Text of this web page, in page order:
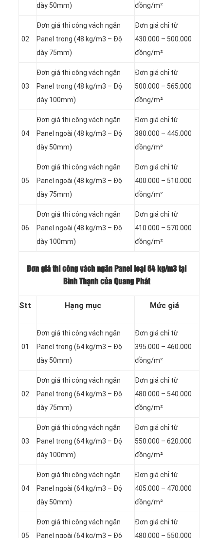
dày 50mm)
đồng/m²
02
Đơn giá thi công vách ngăn
Panel trong (48 kg/m3 – Độ
dày 75mm)
Đơn giá chỉ từ
430.000 – 500.000
đồng/m²
03
Đơn giá thi công vách ngăn
Panel trong (48 kg/m3 – Độ
dày 100mm)
Đơn giá chỉ từ
500.000 – 565.000
đồng/m²
04
Đơn giá thi công vách ngăn
Panel ngoài (48 kg/m3 – Độ
dày 50mm)
Đơn giá chỉ từ
380.000 – 445.000
đồng/m²
05
Đơn giá thi công vách ngăn
Panel ngoài (48 kg/m3 – Độ
dày 75mm)
Đơn giá chỉ từ
400.000 – 510.000
đồng/m²
06
Đơn giá thi công vách ngăn
Panel ngoài (48 kg/m3 – Độ
dày 100mm)
Đơn giá chỉ từ
410.000 – 570.000
đồng/m²
Đơn giá thi công vách ngăn Panel loại 64 kg/m3 tại
Bình Thạnh của Quang Phát
Stt Hạng mục Mức giá
01
Đơn giá thi công vách ngăn
Panel trong (64 kg/m3 – Độ
dày 50mm)
Đơn giá chỉ từ
395.000 – 460.000
đồng/m²
02
Đơn giá thi công vách ngăn
Panel trong (64 kg/m3 – Độ
dày 75mm)
Đơn giá chỉ từ
480.000 – 540.000
đồng/m²
03
Đơn giá thi công vách ngăn
Panel trong (64 kg/m3 – Độ
dày 100mm)
Đơn giá chỉ từ
550.000 – 620.000
đồng/m²
04
Đơn giá thi công vách ngăn
Panel ngoài (64 kg/m3 – Độ
dày 50mm)
Đơn giá chỉ từ
405.000 – 470.000
đồng/m²
05
Đơn giá thi công vách ngăn
Panel ngoài (64 kg/m3 – Độ
Đơn giá chỉ từ
480.000 – 550.000